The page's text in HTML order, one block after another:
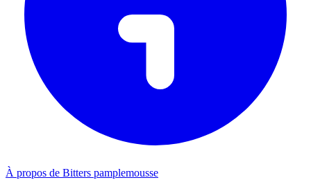
À propos de Bitters pamplemousse